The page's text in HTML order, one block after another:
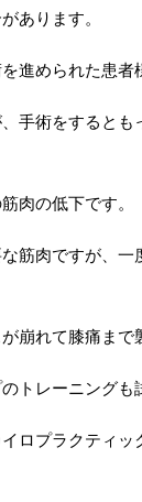
あります。
進められた患者
手術をすると
肉の低下です。
筋肉ですが、
崩れて膝痛まで
トレーニングも
ロプラクティ